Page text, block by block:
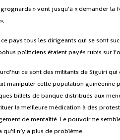
grognards » vont jusqu'à « demander
ce pays tous les dirigeants qui se sont
politiciens étaient payés rubis sur
ce sont des militants de Siguiri
manipuler cette population guinéenne
billets de banque distribués aux
la meilleure médication à des
de mentalité. Le pouvoir ne
qu'il n’y a plus de problème.